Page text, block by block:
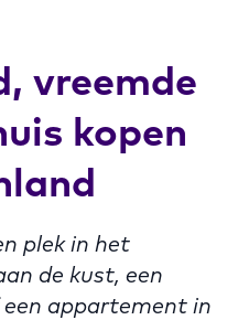
vreemde
kopen
plek in het
de kust, een
appartement in